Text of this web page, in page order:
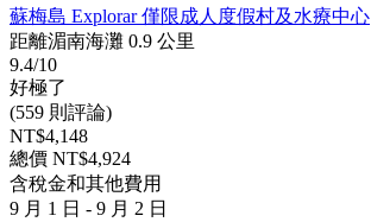
蘇梅島 Explorar 僅限成人度假村及水療中心
距離湄南海灘 0.9 公里
9.4/10
好極了
(559 則評論)
NT$4,148
總價 NT$4,924
含稅金和其他費用
9 月 1 日 - 9 月 2 日